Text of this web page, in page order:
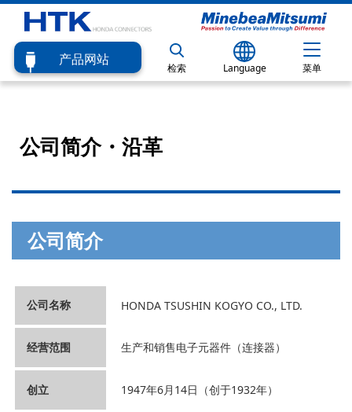
产品网站
检索 Language 菜单
公司简介・沿革
公司简介
公司名称 HONDA TSUSHIN KOGYO CO., LTD.
经营范围 生产和销售电子元器件（连接器）
创立 1947年6月14日（创于1932年）